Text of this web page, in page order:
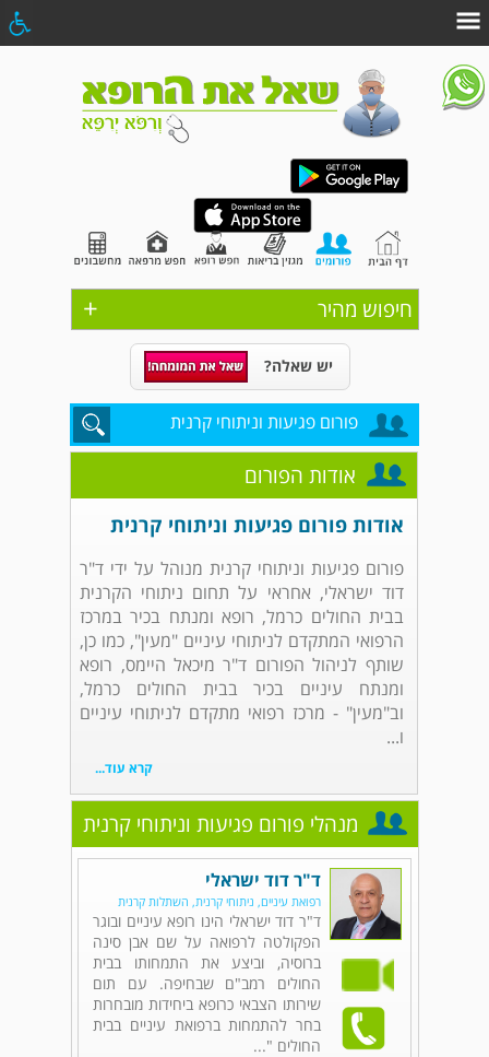
+ חיפוש מהיר
יש שאלה?
פורום פגיעות וניתוחי קרנית
אודות הפורום
אודות פורום פגיעות וניתוחי קרנית
פורום פגיעות וניתוחי קרנית מנוהל על ידי ד"ר
דוד ישראלי, אחראי על תחום ניתוחי הקרנית
בבית החולים כרמל, רופא ומנתח בכיר במרכז
הרפואי המתקדם לניתוחי עיניים "מעין", כמו כן,
שותף לניהול הפורום ד"ר מיכאל היימס, רופא
ומנתח עיניים בכיר בבית החולים כרמל,
וב"מעין" - מרכז רפואי מתקדם לניתוחי עיניים
ו...
קרא עוד...
מנהלי פורום פגיעות וניתוחי קרנית
ד"ר דוד ישראלי
רפואת עיניים, ניתוחי קרנית, השתלות קרנית
ד"ר דוד ישראלי הינו רופא עיניים ובוגר
הפקולטה לרפואה על שם אבן סינה
ברוסיה, וביצע את התמחותו בבית
החולים רמב"ם שבחיפה. עם תום
שירותו הצבאי כרופא ביחידות מובחרות
בחר להתמחות ברפואת עיניים בבית
החולים "...